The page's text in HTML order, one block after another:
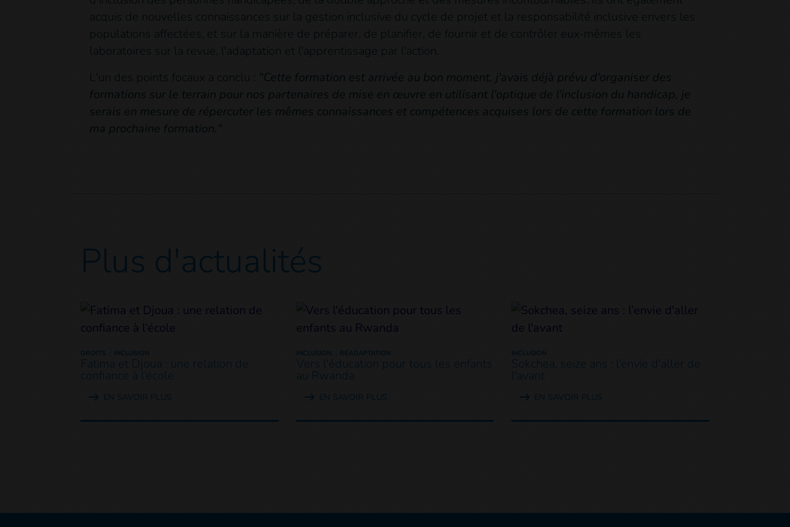
acquis de nouvelles connaissances sur la gestion inclusive du cycle de projet et la responsabilité inclusive envers les
populations affectées, et sur la manière de préparer, de planifier, de fournir et de contrôler eux-mêmes les
laboratoires sur la revue, l'adaptation et l'apprentissage par l'action.
L'un des points focaux a conclu : "Cette formation est arrivée au bon moment, j'avais déjà prévu d'organiser des
formations sur le terrain pour nos partenaires de mise en œuvre en utilisant l'optique de l'inclusion du handicap, je
serais en mesure de répercuter les mêmes connaissances et compétences acquises lors de cette formation lors de
ma prochaine formation."
Plus d'actualités
DROITS INCLUSION
Fatima et Djoua : une relation de
confiance à l’école
EN SAVOIR PLUS
INCLUSION RÉADAPTATION
Vers l'éducation pour tous les enfants
au Rwanda
EN SAVOIR PLUS
INCLUSION
Sokchea, seize ans : l’envie d'aller de
l'avant
EN SAVOIR PLUS